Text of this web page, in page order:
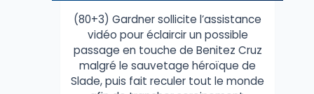
(80+3) Gardner sollicite l’assistance
vidéo pour éclaircir un possible
passage en touche de Benitez Cruz
malgré le sauvetage héroïque de
Slade, puis fait reculer tout le monde